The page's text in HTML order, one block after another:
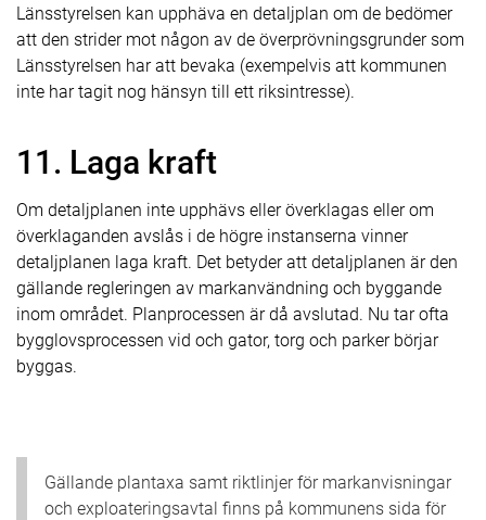
Länsstyrelsen kan upphäva en detaljplan om de bedömer
att den strider mot någon av de överprövningsgrunder som
Länsstyrelsen har att bevaka (exempelvis att kommunen
inte har tagit nog hänsyn till ett riksintresse).
11. Laga kraft
Om detaljplanen inte upphävs eller överklagas eller om
överklaganden avslås i de högre instanserna vinner
detaljplanen laga kraft. Det betyder att detaljplanen är den
gällande regleringen av markanvändning och byggande
inom området. Planprocessen är då avslutad. Nu tar ofta
bygglovsprocessen vid och gator, torg och parker börjar
byggas.
Gällande plantaxa samt riktlinjer för markanvisningar
och exploateringsavtal finns på kommunens sida för